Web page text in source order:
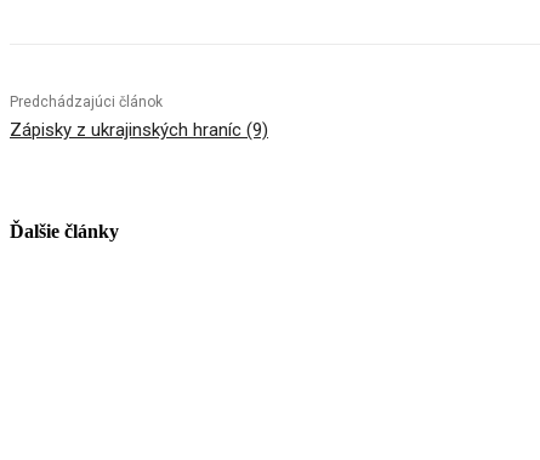
Predchádzajúci článok
Zápisky z ukrajinských hraníc (9)
Ďalšie články